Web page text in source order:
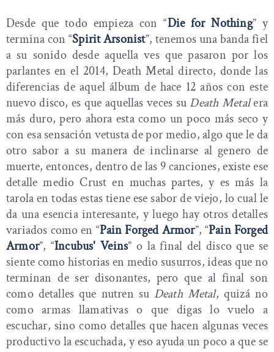
Desde que todo empieza con “Die for Nothing” y
termina con “Spirit Arsonist”, tenemos una banda fiel
a su sonido desde aquella ves que pasaron por los
parlantes en el 2014, Death Metal directo, donde las
diferencias de aquel álbum de hace 12 años con este
nuevo disco, es que aquellas veces su Death Metalera
más duro, pero ahora esta como un poco más seco y
con esa sensación vetusta de por medio, algo que le da
otro sabor a su manera de inclinarse al genero de
muerte, entonces, dentro de las 9 canciones, existe ese
detalle medio Crust en muchas partes, y es más la
tarola en todas estas tiene ese sabor de viejo, lo cual le
da una esencia interesante, y luego hay otros detalles
variados como en “Pain Forged Armor”, “Pain Forged
Armor”, “Incubus' Veins” o la final del disco que se
siente como historias en medio susurros, ideas que no
terminan de ser disonantes, pero que al final son
como detalles que nutren su Death Metal, quizá no
como armas llamativas o que digas lo vuelo a
escuchar, sino como detalles que hacen algunas veces
productivo la escuchada, y eso ayuda un poco a que se